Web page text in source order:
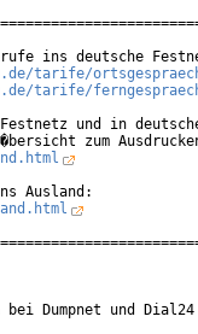
ins deutsche
tarife/
tarife/
und in
zum
Ausland:
Dumpnet und Dial24